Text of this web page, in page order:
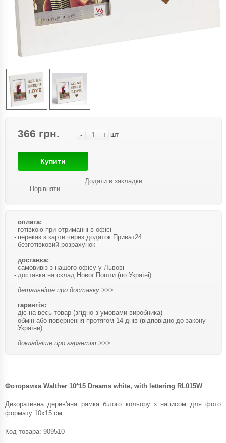
366 грн. - + шт
Купити
Порівняти
Додати в закладки
оплата:
готівкою при отриманні в офісі
переказ з карти через додаток Приват24
безготівковий розрахунок
доставка:
самовивіз з нашого офісу у Львові
доставка на склад Нової Пошти (по Україні)
детальніше про доставку >>>
гарантія:
діє на весь товар (згідно з умовами виробника)
обмін або повернення протягом 14 днів (відповідно до закону
України)
докладніше про гарантію >>>
Фоторамка Walther 10*15 Dreams white, with lettering RL015W
Декоративна дерев'яна рамка білого кольору з написом для фото
формату 10х15 см.
Код товара: 909510